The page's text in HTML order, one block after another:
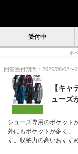
受付中
本
回答受付期間： 2026/08/02〜
【キ
ューズ
シューズ専用のポケット
外にもポケットが多く、
す。収納力の高いおすす